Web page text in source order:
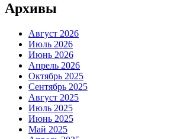
Архивы
Август 2026
Июль 2026
Июнь 2026
Апрель 2026
Октябрь 2025
Сентябрь 2025
Август 2025
Июль 2025
Июнь 2025
Май 2025